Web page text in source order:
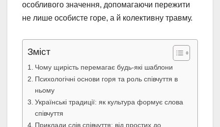
особливого значення, допомагаючи пережити
не лише особисте горе, а й колективну травму.
Зміст
Чому щирість перемагає будь-які шаблони
Психологічні основи горя та роль співчуття в
ньому
Українські традиції: як культура формує слова
співчуття
Приклади слів співчуття: від простих до